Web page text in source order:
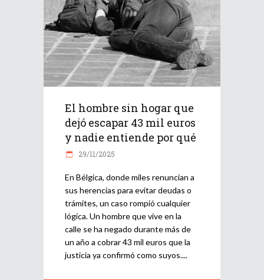
El hombre sin hogar que
dejó escapar 43 mil euros
y nadie entiende por qué
29/11/2025
En Bélgica, donde miles renuncian a
sus herencias para evitar deudas o
trámites, un caso rompió cualquier
lógica. Un hombre que vive en la
calle se ha negado durante más de
un año a cobrar 43 mil euros que la
justicia ya confirmó como suyos.